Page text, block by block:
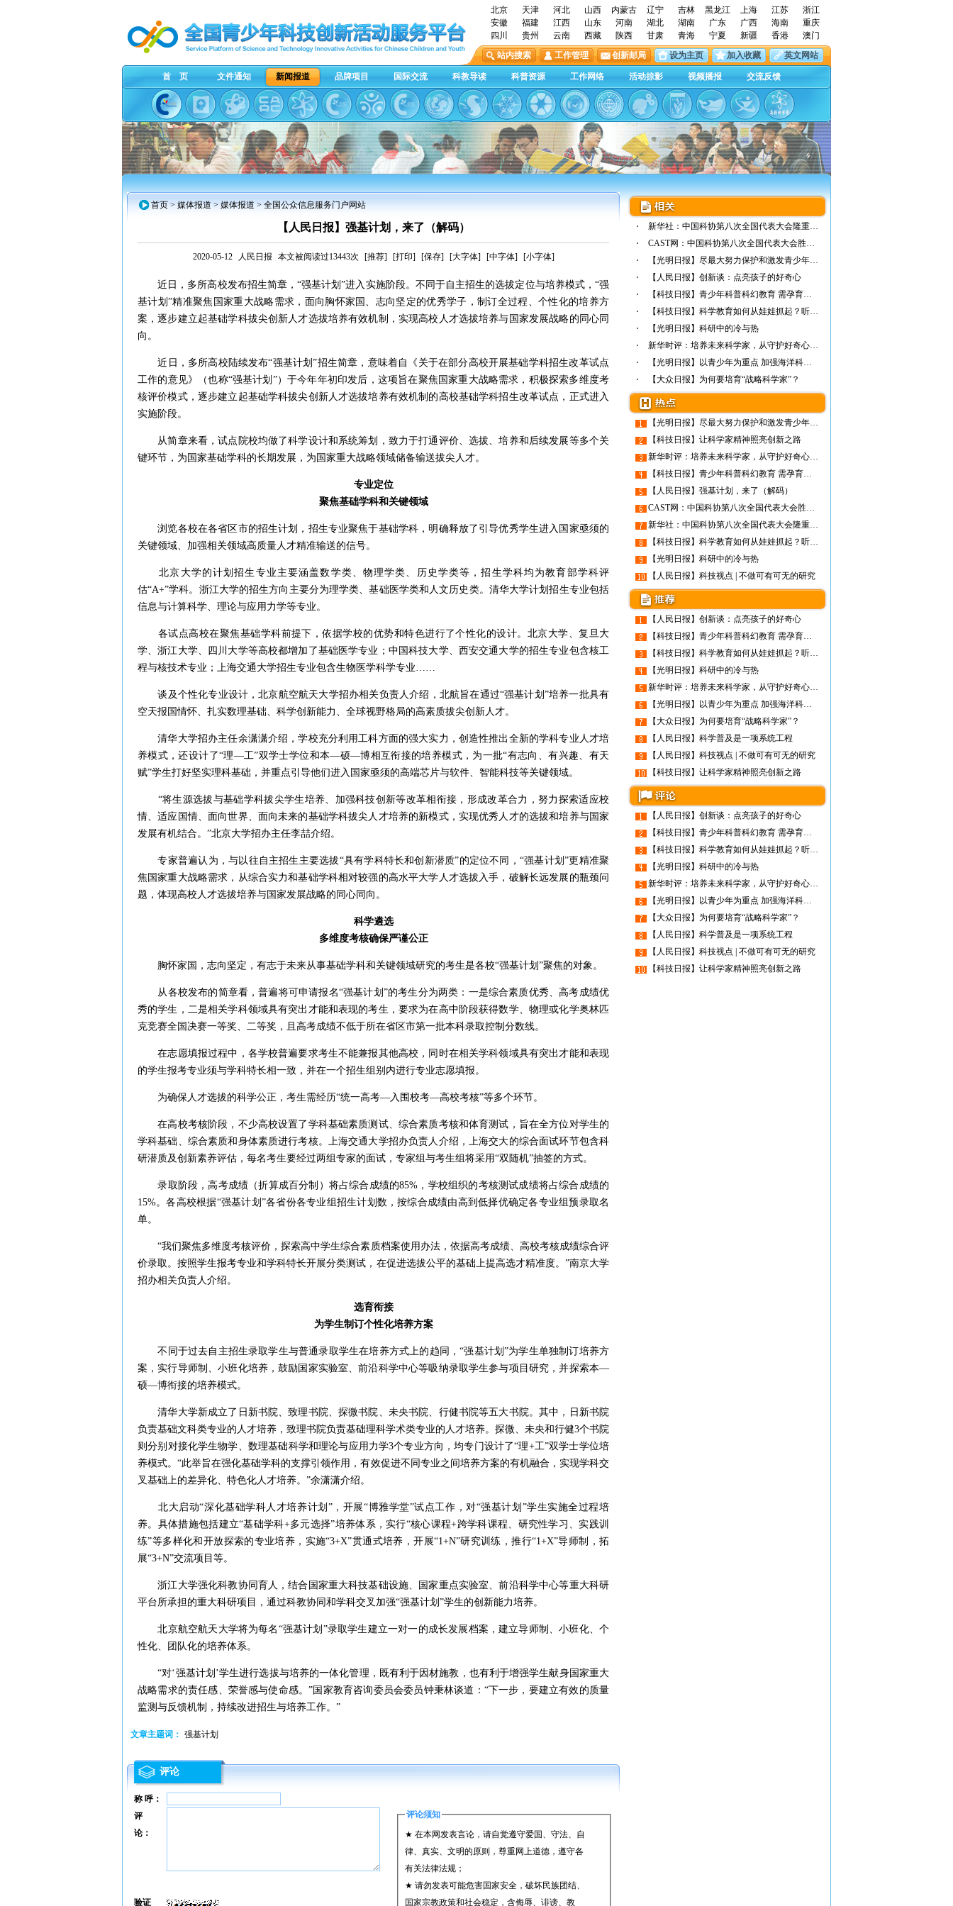
北京 天津 河北 山西 内蒙古 辽宁 吉林 黑龙江 上海 江苏
浙江
安徽
福建 江西 山东 河南 湖北 湖南 广东 广西 海南
重庆
四川
贵州 云南 西藏 陕西 甘肃 青海 宁夏 新疆 香港
澳门
站内搜索
工作管理 创新邮局 设为主页 加入收藏 英文网站
首 页 文件通知 新闻报道 品牌项目 国际交流 科教导读 科普资源 工作网络 活动掠影 视频播报 交流反馈
首页 > 媒体报道 > 媒体报道 > 全国公众信息服务门户网站
【人民日报】强基计划，来了（解码）
2020-05-12 人民日报 本文被阅读过13443次 [推荐] [打印] [保存] [大字体] [中字体] [小字体]
近日，多所高校发布招生简章，“强基计划”进入实施阶段。不同于自主招生的选拔定位与培养模式，“强
基计划”精准聚焦国家重大战略需求，面向胸怀家国、志向坚定的优秀学子，制订全过程、个性化的培养方
案，逐步建立起基础学科拔尖创新人才选拔培养有效机制，实现高校人才选拔培养与国家发展战略的同心同
向。
近日，多所高校陆续发布“强基计划”招生简章，意味着自《关于在部分高校开展基础学科招生改革试点
工作的意见》（也称“强基计划”）于今年年初印发后，这项旨在聚焦国家重大战略需求，积极探索多维度考
核评价模式，逐步建立起基础学科拔尖创新人才选拔培养有效机制的高校基础学科招生改革试点，正式进入
实施阶段。
从简章来看，试点院校均做了科学设计和系统筹划，致力于打通评价、选拔、培养和后续发展等多个关
键环节，为国家基础学科的长期发展，为国家重大战略领域储备输送拔尖人才。
专业定位
聚焦基础学科和关键领域
浏览各校在各省区市的招生计划，招生专业聚焦于基础学科，明确释放了引导优秀学生进入国家亟须的
关键领域、加强相关领域高质量人才精准输送的信号。
北京大学的计划招生专业主要涵盖数学类、物理学类、历史学类等，招生学科均为教育部学科评
估“A+”学科。浙江大学的招生方向主要分为理学类、基础医学类和人文历史类。清华大学计划招生专业包括
信息与计算科学、理论与应用力学等专业。
各试点高校在聚焦基础学科前提下，依据学校的优势和特色进行了个性化的设计。北京大学、复旦大
学、浙江大学、四川大学等高校都增加了基础医学专业；中国科技大学、西安交通大学的招生专业包含核工
程与核技术专业；上海交通大学招生专业包含生物医学科学专业……
谈及个性化专业设计，北京航空航天大学招办相关负责人介绍，北航旨在通过“强基计划”培养一批具有
空天报国情怀、扎实数理基础、科学创新能力、全球视野格局的高素质拔尖创新人才。
清华大学招办主任余潇潇介绍，学校充分利用工科方面的强大实力，创造性推出全新的学科专业人才培
养模式，还设计了“理—工”双学士学位和本—硕—博相互衔接的培养模式，为一批“有志向、有兴趣、有天
赋”学生打好坚实理科基础，并重点引导他们进入国家亟须的高端芯片与软件、智能科技等关键领域。
“将生源选拔与基础学科拔尖学生培养、加强科技创新等改革相衔接，形成改革合力，努力探索适应校
情、适应国情、面向世界、面向未来的基础学科拔尖人才培养的新模式，实现优秀人才的选拔和培养与国家
发展有机结合。”北京大学招办主任李喆介绍。
专家普遍认为，与以往自主招生主要选拔“具有学科特长和创新潜质”的定位不同，“强基计划”更精准聚
焦国家重大战略需求，从综合实力和基础学科相对较强的高水平大学人才选拔入手，破解长远发展的瓶颈问
题，体现高校人才选拔培养与国家发展战略的同心同向。
科学遴选
多维度考核确保严谨公正
胸怀家国，志向坚定，有志于未来从事基础学科和关键领域研究的考生是各校“强基计划”聚焦的对象。
从各校发布的简章看，普遍将可申请报名“强基计划”的考生分为两类：一是综合素质优秀、高考成绩优
秀的学生，二是相关学科领域具有突出才能和表现的考生，要求为在高中阶段获得数学、物理或化学奥林匹
克竞赛全国决赛一等奖、二等奖，且高考成绩不低于所在省区市第一批本科录取控制分数线。
在志愿填报过程中，各学校普遍要求考生不能兼报其他高校，同时在相关学科领域具有突出才能和表现
的学生报考专业须与学科特长相一致，并在一个招生组别内进行专业志愿填报。
为确保人才选拔的科学公正，考生需经历“统一高考—入围校考—高校考核”等多个环节。
在高校考核阶段，不少高校设置了学科基础素质测试、综合素质考核和体育测试，旨在全方位对学生的
学科基础、综合素质和身体素质进行考核。上海交通大学招办负责人介绍，上海交大的综合面试环节包含科
研潜质及创新素养评估，每名考生要经过两组专家的面试，专家组与考生组将采用“双随机”抽签的方式。
录取阶段，高考成绩（折算成百分制）将占综合成绩的85%，学校组织的考核测试成绩将占综合成绩的
15%。各高校根据“强基计划”各省份各专业组招生计划数，按综合成绩由高到低择优确定各专业组预录取名
单。
“我们聚焦多维度考核评价，探索高中学生综合素质档案使用办法，依据高考成绩、高校考核成绩综合评
价录取。按照学生报考专业和学科特长开展分类测试，在促进选拔公平的基础上提高选才精准度。”南京大学
招办相关负责人介绍。
选育衔接
为学生制订个性化培养方案
不同于过去自主招生录取学生与普通录取学生在培养方式上的趋同，“强基计划”为学生单独制订培养方
案，实行导师制、小班化培养，鼓励国家实验室、前沿科学中心等吸纳录取学生参与项目研究，并探索本—
硕—博衔接的培养模式。
清华大学新成立了日新书院、致理书院、探微书院、未央书院、行健书院等五大书院。其中，日新书院
负责基础文科类专业的人才培养，致理书院负责基础理科学术类专业的人才培养。探微、未央和行健3个书院
则分别对接化学生物学、数理基础科学和理论与应用力学3个专业方向，均专门设计了“理+工”双学士学位培
养模式。“此举旨在强化基础学科的支撑引领作用，有效促进不同专业之间培养方案的有机融合，实现学科交
叉基础上的差异化、特色化人才培养。”余潇潇介绍。
北大启动“深化基础学科人才培养计划”，开展“博雅学堂”试点工作，对“强基计划”学生实施全过程培
养。具体措施包括建立“基础学科+多元选择”培养体系，实行“核心课程+跨学科课程、研究性学习、实践训
练”等多样化和开放探索的专业培养，实施“3+X”贯通式培养，开展“1+N”研究训练，推行“1+X”导师制，拓
展“3+N”交流项目等。
浙江大学强化科教协同育人，结合国家重大科技基础设施、国家重点实验室、前沿科学中心等重大科研
平台所承担的重大科研项目，通过科教协同和学科交叉加强“强基计划”学生的创新能力培养。
北京航空航天大学将为每名“强基计划”录取学生建立一对一的成长发展档案，建立导师制、小班化、个
性化、团队化的培养体系。
“对‘强基计划’学生进行选拔与培养的一体化管理，既有利于因材施教，也有利于增强学生献身国家重大
战略需求的责任感、荣誉感与使命感。”国家教育咨询委员会委员钟秉林谈道：“下一步，要建立有效的质量
监测与反馈机制，持续改进招生与培养工作。”
文章主题词： 强基计划
评论
称 呼：
评论须知
★ 在本网发表言论，请自觉遵守爱国、守法、自
律、真实、文明的原则，尊重网上道德，遵守各
有关法律法规；
★ 请勿发表可能危害国家安全，破坏民族团结、
国家宗教政策和社会稳定，含侮辱、诽谤、教
评
论：
验证
新华社：中国科协第八次全国代表大会隆重开幕
CAST网：中国科协第八次全国代表大会胜利闭幕
【光明日报】尽最大努力保护和激发青少年对科…
【人民日报】创新谈：点亮孩子的好奇心
【科技日报】青少年科普科幻教育 需孕育非功…
【科技日报】科学教育如何从娃娃抓起？听听教…
【光明日报】科研中的冷与热
新华时评：培养未来科学家，从守护好奇心开始
【光明日报】以青少年为重点 加强海洋科普教育
【大众日报】为何要培育“战略科学家”？
【光明日报】尽最大努力保护和激发青少年对科学的热情
【科技日报】让科学家精神照亮创新之路
新华时评：培养未来科学家，从守护好奇心开始
【科技日报】青少年科普科幻教育 需孕育非功利的土壤
【人民日报】强基计划，来了（解码）
CAST网：中国科协第八次全国代表大会胜利闭幕
新华社：中国科协第八次全国代表大会隆重开幕
【科技日报】科学教育如何从娃娃抓起？听听教育专家怎么说
【光明日报】科研中的冷与热
【人民日报】科技视点 | 不做可有可无的研究
【人民日报】创新谈：点亮孩子的好奇心
【科技日报】青少年科普科幻教育 需孕育非功利的土壤
【科技日报】科学教育如何从娃娃抓起？听听教育专家怎么说
【光明日报】科研中的冷与热
新华时评：培养未来科学家，从守护好奇心开始
【光明日报】以青少年为重点 加强海洋科普教育
【大众日报】为何要培育“战略科学家”？
【人民日报】科学普及是一项系统工程
【人民日报】科技视点 | 不做可有可无的研究
【科技日报】让科学家精神照亮创新之路
【人民日报】创新谈：点亮孩子的好奇心
【科技日报】青少年科普科幻教育 需孕育非功利的土壤
【科技日报】科学教育如何从娃娃抓起？听听教育专家怎么说
【光明日报】科研中的冷与热
新华时评：培养未来科学家，从守护好奇心开始
【光明日报】以青少年为重点 加强海洋科普教育
【大众日报】为何要培育“战略科学家”？
【人民日报】科学普及是一项系统工程
【人民日报】科技视点 | 不做可有可无的研究
【科技日报】让科学家精神照亮创新之路